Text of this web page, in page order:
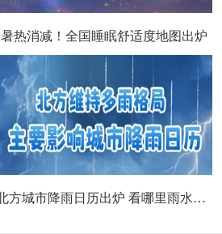
暑热消减！全国睡眠舒适度地图出炉
北方城市降雨日历出炉 看哪里雨水超长待机